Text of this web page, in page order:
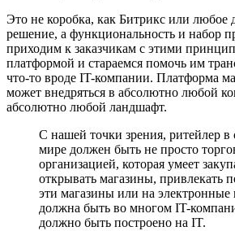
Это не коробка, как Битрикс или любое
решение, а функциональность и набор
приходим к заказчикам с этими
платформой и стараемся помочь им
что-то вроде IT-компании. Платформа
может внедряться в абсолютно любой
абсолютно любой ландшафт.
С нашей точки зрения, ритейлер в
мире должен быть не просто
организацией, которая умеет
открывать магазины, привлекать
эти магазины или на
должна быть во многом IT-
должно быть построено на IT.